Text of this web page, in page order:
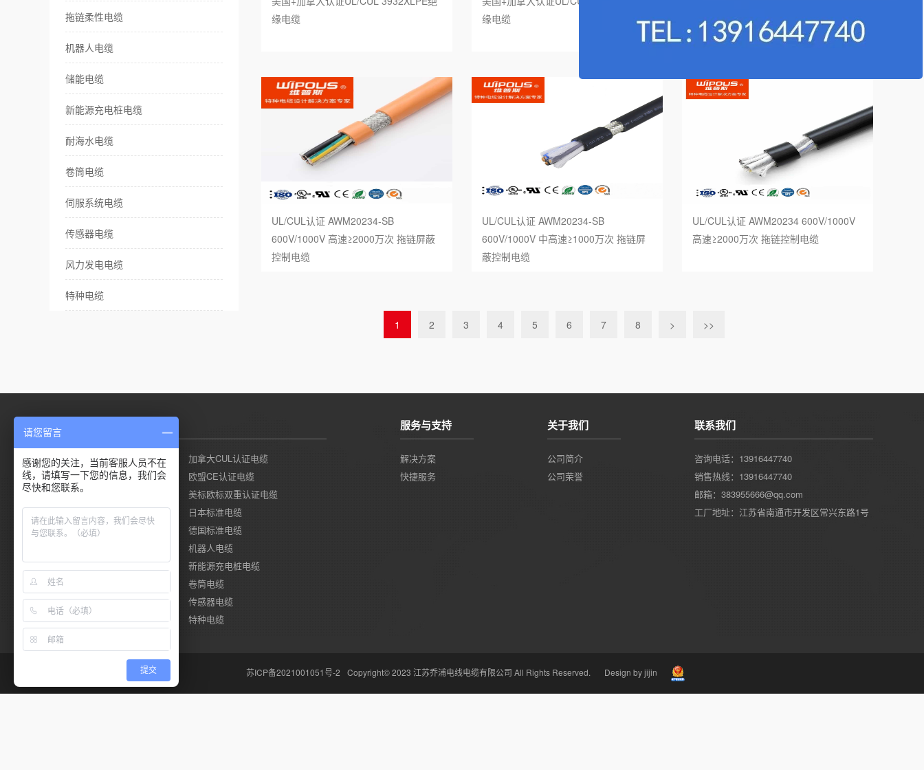
风力发电电缆
拖链柔性电缆
机器人电缆
储能电缆
新能源充电桩电缆
耐海水电缆
卷筒电缆
伺服系统电缆
传感器电缆
风力发电电缆
特种电缆
缘电缆
缘电缆
缆
UL/CUL认证 AWM20234-SB
600V/1000V 高速≥2000万次 拖链屏蔽
控制电缆
UL/CUL认证 AWM20234-SB
600V/1000V 中高速≥1000万次 拖链屏
蔽控制电缆
UL/CUL认证 AWM20234 600V/1000V
高速≥2000万次 拖链控制电缆
1 2 3 4 5 6 7 8 > >>
产品列表
美国UL认证电缆
加拿大CUL认证电缆
德国莱茵TUV认证电缆
欧盟CE认证电缆
国标CCC认证电缆
美标欧标双重认证电缆
澳标SAA认证电缆
日本标准电缆
俄 罗 斯标准电缆
德国标准电缆
机器人电缆
储能电缆
新能源充电桩电缆
耐海水电缆
卷筒电缆
伺服系统电缆
传感器电缆
风力发电电缆
特种电缆
服务与支持
解决方案
快捷服务
关于我们
公司简介
公司荣誉
联系我们
咨询电话：13916447740
销售热线：13916447740
邮箱：383955666@qq.com
工厂地址：江苏省南通市开发区常兴东路1号
Copyright© 2023 江苏乔浦电线电缆有限公司 All Rights Reserved.
苏ICP备2021001051号-2 Design by jijin
请您留言
感谢您的关注，当前客服人员不在
线，请填写一下您的信息，我们会
尽快和您联系。
提交